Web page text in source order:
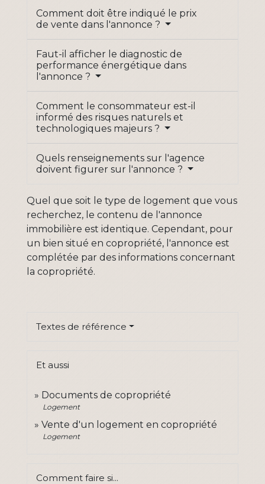
Comment doit être indiqué le prix
de vente dans l'annonce ?
Faut-il afficher le diagnostic de
performance énergétique dans
l'annonce ?
Comment le consommateur est-il
informé des risques naturels et
technologiques majeurs ?
Quels renseignements sur l'agence
doivent figurer sur l'annonce ?
Quel que soit le type de logement que vous
recherchez, le contenu de l'annonce
immobilière est identique. Cependant, pour
un bien situé en copropriété, l'annonce est
complétée par des informations concernant
la copropriété.
Textes de référence
Et aussi
Documents de copropriété
Logement
Vente d'un logement en copropriété
Logement
Comment faire si...